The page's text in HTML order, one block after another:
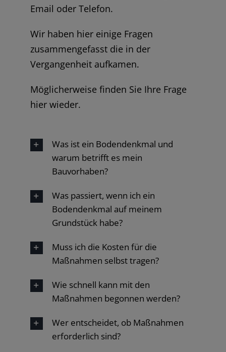
Email oder Telefon.
Wir haben hier einige Fragen
zusammengefasst die in der
Vergangenheit aufkamen.
Möglicherweise finden Sie Ihre Frage
hier wieder.
Was ist ein Bodendenkmal und
warum betrifft es mein
Bauvorhaben?
Was passiert, wenn ich ein
Bodendenkmal auf meinem
Grundstück habe?
Muss ich die Kosten für die
Maßnahmen selbst tragen?
Wie schnell kann mit den
Maßnahmen begonnen werden?
Wer entscheidet, ob Maßnahmen
erforderlich sind?